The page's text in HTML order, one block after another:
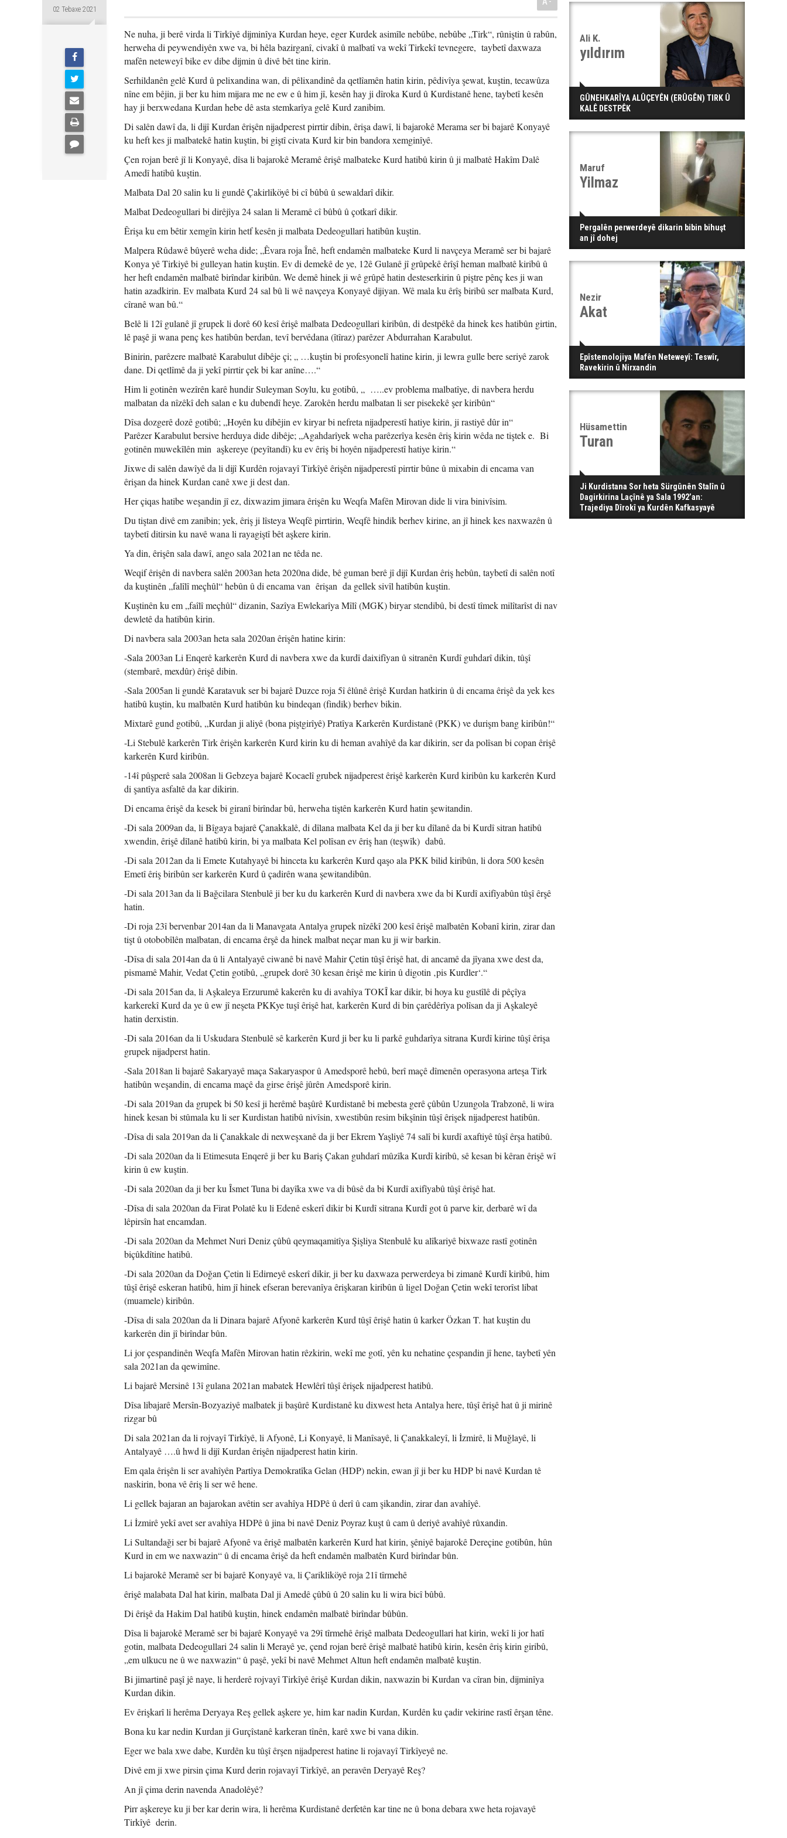
02 Tebaxe 2021
Ne nuha, ji berê virda li Tirkîyê dijminîya Kurdan heye, eger Kurdek asimîle nebûbe, nebûbe „Tirk“, rûniştin û rabûn,
herweha di peywendiyên xwe va, bi hêla bazirganî, civakî û malbatî va wekî Tirkekî tevnegere, taybetî daxwaza
mafên neteweyî bike ev dibe dijmin û divê bêt tine kirin.
Serhildanên gelê Kurd û pelixandina wan, di pêlixandinê da qetlîamên hatin kirin, pêdivîya şewat, kuştin, tecawûza
nîne em bêjin, ji ber ku him mijara me ne ew e û him jî, kesên hay ji dîroka Kurd û Kurdistanê hene, taybetî kesên
hay ji berxwedana Kurdan hebe dê asta stemkarîya gelê Kurd zanibim.
Di salên dawî da, li dijî Kurdan êrişên nijadperest pirrtir dibin, êrişa dawî, li bajarokê Merama ser bi bajarê Konyayê
ku heft kes ji malbatekê hatin kuştin, bi giştî civata Kurd kir bin bandora xemginîyê.
Çen rojan berê jî li Konyayê, dîsa li bajarokê Meramê êrişê malbateke Kurd hatibû kirin û ji malbatê Hakîm Dalê
Amedî hatibû kuştin.
Malbata Dal 20 salin ku li gundê Çakirliköyê bi cî bûbû û sewaldarî dikir.
Malbat Dedeogullari bi dirêjîya 24 salan li Meramê cî bûbû û çotkarî dikir.
Êrişa ku em bêtir xemgîn kirin hetf kesên ji malbata Dedeogullari hatibûn kuştin.
Malpera Rûdawê bûyerê weha dide; „Êvara roja Înê, heft endamên malbateke Kurd li navçeya Meramê ser bi bajarê
Konya yê Tirkiyê bi gulleyan hatin kuştin. Ev di demekê de ye, 12ê Gulanê jî grûpekê êrîşî heman malbatê kiribû û
her heft endamên malbatê birîndar kiribûn. We demê hinek ji wê grûpê hatin desteserkirin û piştre pênç kes ji wan
hatin azadkirin. Ev malbata Kurd 24 sal bû li wê navçeya Konyayê dijiyan. Wê mala ku êrîş biribû ser malbata Kurd,
cîranê wan bû.“
Belê li 12î gulanê jî grupek li dorê 60 kesî êrişê malbata Dedeogullari kiribûn, di destpêkê da hinek kes hatibûn girtin,
lê paşê ji wana penç kes hatibûn berdan, tevî bervêdana (îtîraz) parêzer Abdurrahan Karabulut.
Binirin, parêzere malbatê Karabulut dibêje çi; „ …kuştin bi profesyonelî hatine kirin, ji lewra gulle bere seriyê zarok
dane. Di qetlîmê da ji yekî pirrtir çek bi kar anîne….“
Him li gotinên wezîrên karê hundir Suleyman Soylu, ku gotibû, „ …..ev problema malbatîye, di navbera herdu
malbatan da nîzêkî deh salan e ku dubendî heye. Zarokên herdu malbatan li ser pisekekê şer kiribûn“
Dîsa dozgerê dozê gotibû; „Hoyên ku dibêjin ev kiryar bi nefreta nijadperestî hatiye kirin, ji rastiyê dûr in“
Parêzer Karabulut bersive herduya dide dibêje; „Agahdarîyek weha parêzerîya kesên êriş kirin wêda ne tiştek e. Bi
gotinên muwekîlên min aşkereye (peyîtandî) ku ev êriş bi hoyên nijadperestî hatiye kirin.“
Jixwe di salên dawîyê da li dijî Kurdên rojavayî Tirkîyê êrişên nijadperestî pirrtir bûne û mixabin di encama van
êrişan da hinek Kurdan canê xwe ji dest dan.
Her çiqas hatibe weşandin jî ez, dixwazim jimara êrişên ku Weqfa Mafên Mirovan dide li vira binivîsim.
Du tiştan divê em zanibin; yek, êriş ji lîsteya Weqfê pirrtirin, Weqfê hindik berhev kirine, an jî hinek kes naxwazên û
taybetî ditirsin ku navê wana li rayagiştî bêt aşkere kirin.
Ya din, êrişên sala dawî, ango sala 2021an ne têda ne.
Weqif êrişên di navbera salên 2003an heta 2020na dide, bê guman berê jî dijî Kurdan êriş hebûn, taybetî di salên notî
da kuştinên „falîlî meçhûl“ hebûn û di encama van êrişan da gellek sivîl hatibûn kuştin.
Kuştinên ku em „faîlî meçhûl“ dizanin, Sazîya Ewlekarîya Mîlî (MGK) biryar stendibû, bi destî tîmek milîtarîst di nav
dewletê da hatibûn kirin.
Di navbera sala 2003an heta sala 2020an êrişên hatine kirin:
-Sala 2003an Li Enqerê karkerên Kurd di navbera xwe da kurdî daixifîyan û sitranên Kurdî guhdarî dikin, tûşî
(stembarê, mexdûr) êrişê dibin.
-Sala 2005an li gundê Karatavuk ser bi bajarê Duzce roja 5î êlûnê êrişê Kurdan hatkirin û di encama êrişê da yek kes
hatibû kuştin, ku malbatên Kurd hatibûn ku bindeqan (findik) berhev bikin.
Mixtarê gund gotibû, „Kurdan ji aliyê (bona piştgirîyê) Pratîya Karkerên Kurdistanê (PKK) ve durişm bang kiribûn!“
-Li Stebulê karkerên Tirk êrişên karkerên Kurd kirin ku di heman avahîyê da kar dikirin, ser da polîsan bi copan êrişê
karkerên Kurd kiribûn.
-14î pûşperê sala 2008an li Gebzeya bajarê Kocaelî grubek nijadperest êrişê karkerên Kurd kiribûn ku karkerên Kurd
di şantîya asfaltê da kar dikirin.
Di encama êrişê da kesek bi giranî birîndar bû, herweha tiştên karkerên Kurd hatin şewitandin.
-Di sala 2009an da, li Bîgaya bajarê Çanakkalê, di dîlana malbata Kel da ji ber ku dîlanê da bi Kurdî sitran hatibû
xwendin, êrişê dîlanê hatibû kirin, bi ya malbata Kel polîsan ev êriş han (teşwîk) dabû.
-Di sala 2012an da li Emete Kutahyayê bi hinceta ku karkerên Kurd qaşo ala PKK bilid kiribûn, li dora 500 kesên
Emetî êriş biribûn ser karkerên Kurd û çadirên wana şewitandibûn.
-Di sala 2013an da li Bağcilara Stenbulê ji ber ku du karkerên Kurd di navbera xwe da bi Kurdî axifîyabûn tûşî êrşê
hatin.
-Di roja 23î bervenbar 2014an da li Manavgata Antalya grupek nîzêkî 200 kesî êrişê malbatên Kobanî kirin, zirar dan
tişt û otobobîlên malbatan, di encama êrşê da hinek malbat neçar man ku ji wir barkin.
-Dîsa di sala 2014an da û li Antalyayê ciwanê bi navê Mahir Çetin tûşî êrişê hat, di ancamê da jîyana xwe dest da,
pismamê Mahir, Vedat Çetin gotibû, „grupek dorê 30 kesan êrişê me kirin û digotin ‚pis Kurdler‘.“
-Di sala 2015an da, li Aşkaleya Erzurumê kakerên ku di avahîya TOKÎ kar dikir, bi hoya ku gustîlê di pêçîya
karkerekî Kurd da ye û ew jî neşeta PKKye tuşî êrişê hat, karkerên Kurd di bin çarêdêrîya polîsan da ji Aşkaleyê
hatin derxistin.
-Di sala 2016an da li Uskudara Stenbulê sê karkerên Kurd ji ber ku li parkê guhdarîya sitrana Kurdî kirine tûşî êrişa
grupek nijadperst hatin.
-Sala 2018an li bajarê Sakaryayê maça Sakaryaspor û Amedsporê hebû, berî maçê dîmenên operasyona arteşa Tirk
hatibûn weşandin, di encama maçê da girse êrişê jûrên Amedsporê kirin.
-Di sala 2019an da grupek bi 50 kesî ji herêmê başûrê Kurdistanê bi mebesta gerê çûbûn Uzungola Trabzonê, li wira
hinek kesan bi stûmala ku li ser Kurdistan hatibû nivîsin, xwestibûn resim bikşînin tûşî êrişek nijadperest hatibûn.
-Dîsa di sala 2019an da li Çanakkale di nexweşxanê da ji ber Ekrem Yaşliyê 74 salî bi kurdî axaftiyê tûşî êrşa hatibû.
-Di sala 2020an da li Etimesuta Enqerê ji ber ku Bariş Çakan guhdarî mûzîka Kurdî kiribû, sê kesan bi kêran êrişê wî
kirin û ew kuştin.
-Di sala 2020an da ji ber ku Îsmet Tuna bi dayîka xwe va di bûsê da bi Kurdî axifîyabû tûşî êrişê hat.
-Dîsa di sala 2020an da Firat Polatê ku li Edenê eskerî dikir bi Kurdî sitrana Kurdî got û parve kir, derbarê wî da
lêpirsîn hat encamdan.
-Di sala 2020an da Mehmet Nuri Deniz çûbû qeymaqamitîya Şişliya Stenbulê ku alîkariyê bixwaze rastî gotinên
biçûkdîtine hatibû.
-Di sala 2020an da Doğan Çetin li Edirneyê eskerî dikir, ji ber ku daxwaza perwerdeya bi zimanê Kurdî kiribû, him
tûşî êrişê eskeran hatibû, him jî hinek efseran berevanîya êrişkaran kiribûn û ligel Doğan Çetin wekî terorîst libat
(muamele) kiribûn.
-Dîsa di sala 2020an da li Dinara bajarê Afyonê karkerên Kurd tûşî êrişê hatin û karker Özkan T. hat kuştin du
karkerên din jî birîndar bûn.
Li jor çespandinên Weqfa Mafên Mirovan hatin rêzkirin, wekî me gotî, yên ku nehatine çespandin jî hene, taybetî yên
sala 2021an da qewimîne.
Li bajarê Mersinê 13î gulana 2021an mabatek Hewlêrî tûşî êrişek nijadperest hatibû.
Dîsa libajarê Mersîn-Bozyaziyê malbatek ji başûrê Kurdistanê ku dixwest heta Antalya here, tûşî êrişê hat û ji mirinê
rizgar bû
Di sala 2021an da li rojvayî Tirkîyê, li Afyonê, Li Konyayê, li Manîsayê, li Çanakkaleyî, li İzmirê, li Muğlayê, li
Antalyayê ….û hwd li dijî Kurdan êrişên nijadperest hatin kirin.
Em qala êrişên li ser avahîyên Partîya Demokratîka Gelan (HDP) nekin, ewan jî ji ber ku HDP bi navê Kurdan tê
naskirin, bona vê êriş li ser wê hene.
Li gellek bajaran an bajarokan avêtin ser avahîya HDPê û derî û cam şikandin, zirar dan avahîyê.
Li İzmirê yekî avet ser avahîya HDPê û jina bi navê Deniz Poyraz kuşt û cam û deriyê avahîyê rûxandin.
Li Sultandaği ser bi bajarê Afyonê va êrişê malbatên karkerên Kurd hat kirin, şêniyê bajarokê Dereçine gotibûn, hûn
Kurd in em we naxwazin“ û di encama êrişê da heft endamên malbatên Kurd birîndar bûn.
Li bajarokê Meramê ser bi bajarê Konyayê va, li Çarikliköyê roja 21î tîrmehê
êrişê malabata Dal hat kirin, malbata Dal ji Amedê çûbû û 20 salin ku li wira bicî bûbû.
Di êrişê da Hakim Dal hatibû kuştin, hinek endamên malbatê birîndar bûbûn.
Dîsa li bajarokê Meramê ser bi bajarê Konyayê va 29î tîrmehê êrişê malbata Dedeogullari hat kirin, wekî li jor hatî
gotin, malbata Dedeogullari 24 salin li Merayê ye, çend rojan berê êrişê malbatê hatibû kirin, kesên êriş kirin giribû,
„em ulkucu ne û we naxwazin“ û paşê, yekî bi navê Mehmet Altun heft endamên malbatê kuştin.
Bi jimartinê paşî jê naye, li herderê rojvayî Tirkîyê êrişê Kurdan dikin, naxwazin bi Kurdan va cîran bin, dijminîya
Kurdan dikin.
Ev êrişkarî li herêma Deryaya Reş gellek aşkere ye, him kar nadin Kurdan, Kurdên ku çadir vekirine rastî êrşan têne.
Bona ku kar nedin Kurdan ji Gurçîstanê karkeran tînên, karê xwe bi vana dikin.
Eger we bala xwe dabe, Kurdên ku tûşî êrşen nijadperest hatine li rojavayî Tirkîyeyê ne.
Divê em ji xwe pirsin çima Kurd derin rojavayî Tirkîyê, an peravên Deryayê Reş?
An jî çima derin navenda Anadolêyê?
Pirr aşkereye ku ji ber kar derin wira, li herêma Kurdistanê derfetên kar tine ne û bona debara xwe heta rojavayê
Tirkîyê derin.
Ali K.
yıldırım
GÛNEHKARÎYA ALÛÇEYÊN (ERÛGÊN) TIRK Û
KALÊ DESTPÊK
Maruf
Yilmaz
Pergalên perwerdeyê dikarin bibin bihuşt
an jî dohej
Nezir
Akat
Epîstemolojiya Mafên Neteweyî: Teswîr,
Ravekirin û Nirxandin
Hüsamettin
Turan
Ji Kurdistana Sor heta Sürgûnên Stalîn û
Dagirkirina Laçînê ya Sala 1992’an:
Trajediya Dîrokî ya Kurdên Kafkasyayê